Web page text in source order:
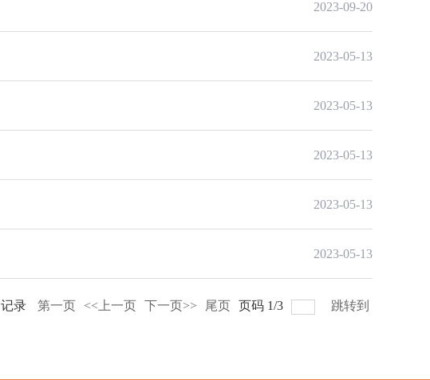
2023-09-20
2023-05-13
2023-05-13
2023-05-13
2023-05-13
2023-05-13
记录 第一页 <<上一页 下一页>> 尾页 页码 1/3 跳转到